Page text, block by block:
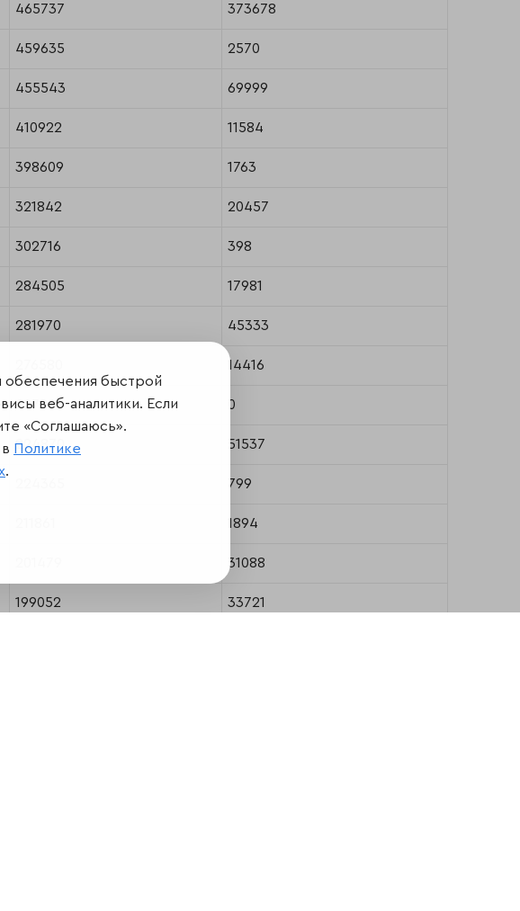
465737 373678
459635 2570
455543 69999
410922 11584
398609 1763
321842 20457
302716 398
284505 17981
281970 45333
14416
227262 0
224870 51537
799
1894
31088
199052 33721
обеспечения быстрой
веб-аналитики. Если
«Соглашаюсь».
Политике
.